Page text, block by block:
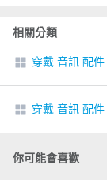
相關分類
穿戴 音訊 配件
穿戴 音訊 配件
你可能會喜歡